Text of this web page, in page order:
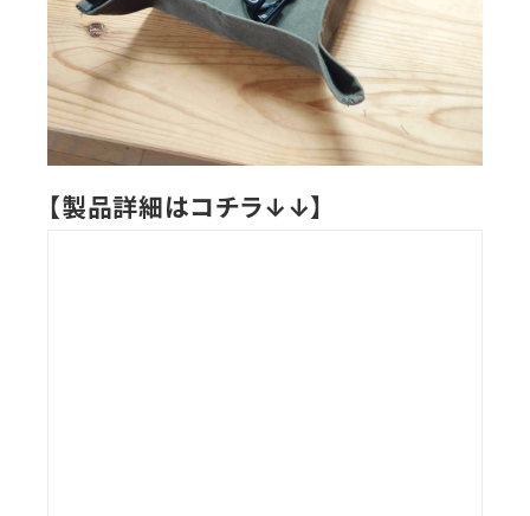
【製品詳細はコチラ↓↓】